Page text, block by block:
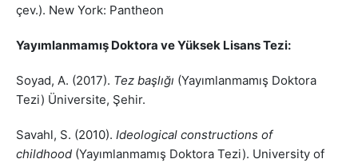
çev.). New York: Pantheon
Yayımlanmamış Doktora ve Yüksek Lisans Tezi:
Soyad, A. (2017). Tez başlığı (Yayımlanmamış Doktora
Tezi) Üniversite, Şehir.
Savahl, S. (2010). Ideological constructions of
childhood(Yayımlanmamış Doktora Tezi). University of